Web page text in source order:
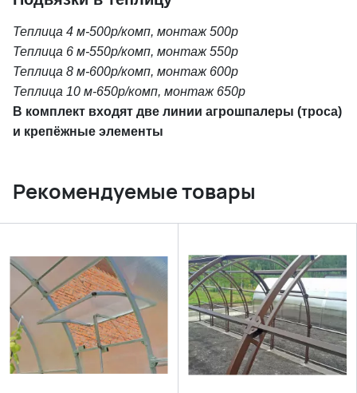
Теплица 4 м-500р/комп, монтаж 500р
Теплица 6 м-550р/комп, монтаж 550р
Теплица 8 м-600р/комп, монтаж 600р
Теплица 10 м-650р/комп, монтаж 650р
В комплект входят две линии агрошпалеры (троса)
и крепёжные элементы
Рекомендуемые товары